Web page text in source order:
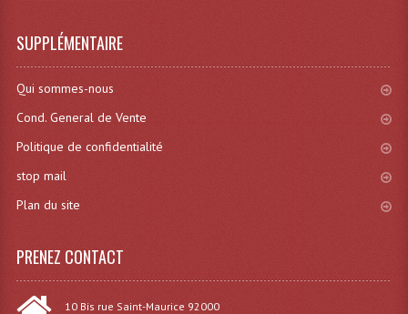
Grill Auto-Porté
SUPPLÉMENTAIRE
Qui sommes-nous
Cond. General de Vente
Politique de confidentialité
stop mail
Plan du site
PRENEZ CONTACT
10 Bis rue Saint-Maurice 92000